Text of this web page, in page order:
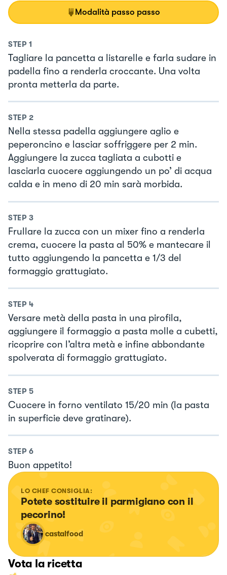
Modalità passo passo
STEP 1
Tagliare la pancetta a listarelle e farla sudare in
padella fino a renderla croccante. Una volta
pronta metterla da parte.
STEP 2
Nella stessa padella aggiungere aglio e
peperoncino e lasciar soffriggere per 2 min.
Aggiungere la zucca tagliata a cubotti e
lasciarla cuocere aggiungendo un po’ di acqua
calda e in meno di 20 min sarà morbida.
STEP 3
Frullare la zucca con un mixer fino a renderla
crema, cuocere la pasta al 50% e mantecare il
tutto aggiungendo la pancetta e 1/3 del
formaggio grattugiato.
STEP 4
Versare metà della pasta in una pirofila,
aggiungere il formaggio a pasta molle a cubetti,
ricoprire con l’altra metà e infine abbondante
spolverata di formaggio grattugiato.
STEP 5
Cuocere in forno ventilato 15/20 min (la pasta
in superficie deve gratinare).
STEP 6
Buon appetito!
LO CHEF CONSIGLIA:
Potete sostituire il parmigiano con il
pecorino!
castalfood
Vota la ricetta